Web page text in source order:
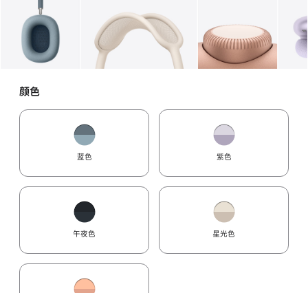
图库 1 图库 图像 图库 图像
颜色
蓝色 紫色
午夜色 星光色